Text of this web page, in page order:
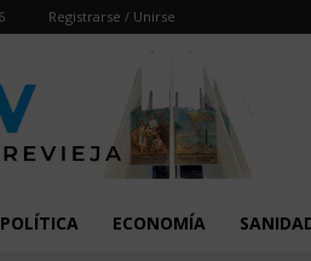
Registrarse / Unirse
POLÍTICA ECONOMÍA